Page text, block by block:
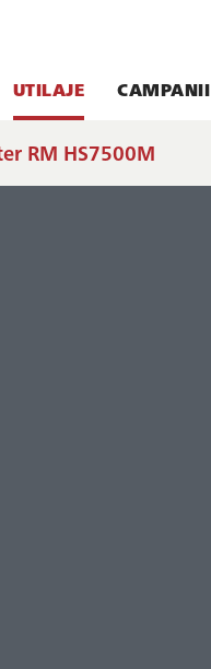
UTILAJE CAMPANII
RM HS7500M